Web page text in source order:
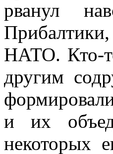
рванул
НАТО. Кто-
другим
и их
некоторых